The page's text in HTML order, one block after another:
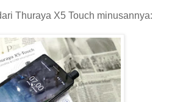
Thuraya X5 Touch minusannya: